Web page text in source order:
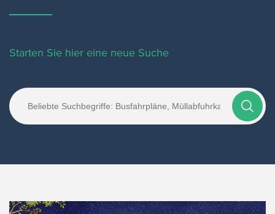
Starten Sie hier eine neue Suche